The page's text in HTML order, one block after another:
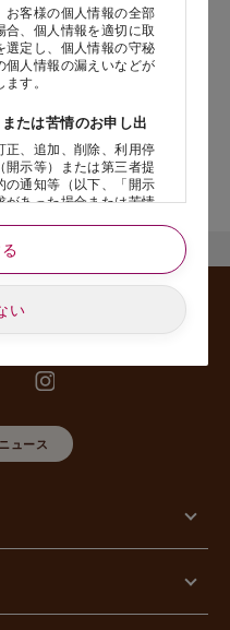
お客様の個人情報の全部
、個人情報を適切に取
定し、個人情報の守秘
人情報の漏えいなどが
す。
たは苦情のお申し出
、追加、削除、利用停
開示等）または第三者提
通知等（以下、「開示
があった場合または苦情
理由のない限り合理的
だきます。
講じた措置について
人情報の安全管理のため
に係る規律に従った運
い状況の把握及び安全
な措置を講じていま
た、個人情報の秘密保
器及び電子媒体等の盗
場合の漏えい等の防
子媒体等の廃棄に関し
い
つきましては、内容欄に『店
。
ュース